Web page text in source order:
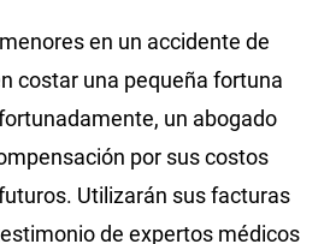
en un accidente de
costar una pequeña fortuna
un abogado
por sus costos
Utilizarán sus facturas
de expertos médicos